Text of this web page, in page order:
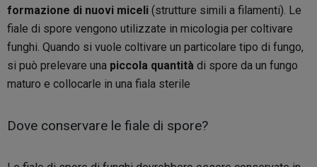
formazione di nuovi miceli (strutture simili a filamenti). Le
fiale di spore vengono utilizzate in micologia per coltivare
funghi. Quando si vuole coltivare un particolare tipo di fungo,
si può prelevare una piccola quantità di spore da un fungo
maturo e collocarle in una fiala sterile
Dove conservare le fiale di spore?